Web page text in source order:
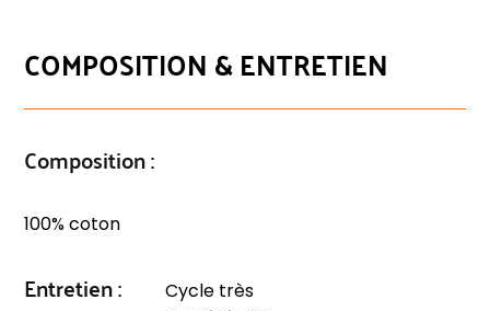
COMPOSITION & ENTRETIEN
Composition :
100% coton
Entretien :
Cycle très